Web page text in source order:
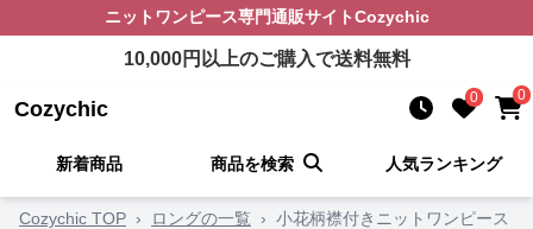
ニットワンピース専門通販サイトCozychic
10,000円以上のご購入で送料無料
Cozychic 0 0
新着商品 商品を検索 人気ランキング
Cozychic TOP › ロングの一覧 › 小花柄襟付きニットワンピース